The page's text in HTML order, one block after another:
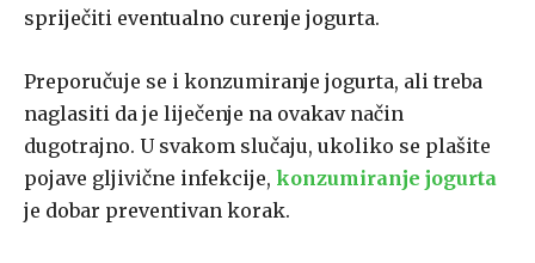
spriječiti eventualno curenje jogurta.
Preporučuje se i konzumiranje jogurta, ali treba
naglasiti da je liječenje na ovakav način
dugotrajno. U svakom slučaju, ukoliko se plašite
pojave gljivične infekcije, konzumiranje jogurta
je dobar preventivan korak.